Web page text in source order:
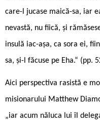
care-l jucase maică-sa, iar
nevastă, nu fiică, și
insulă iac-așa, ca sora ei,
sa, și-l făcuse pe Eha.“ (pp.
Aici perspectiva rasistă e
misionarului Matthew
„iar acum năluca lui îl